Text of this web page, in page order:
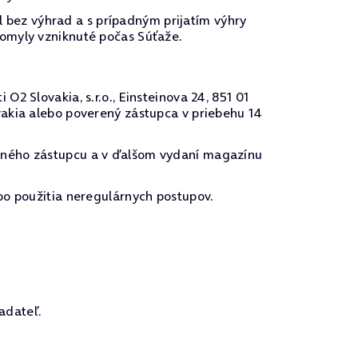
bez výhrad a s prípadným prijatím výhry
vzniknuté počas Súťaže.
Slovakia, s.r.o., Einsteinova 24, 851 01
alebo poverený zástupca v priebehu 14
zástupcu a v ďalšom vydaní magazínu
použitia neregulárnych postupov.